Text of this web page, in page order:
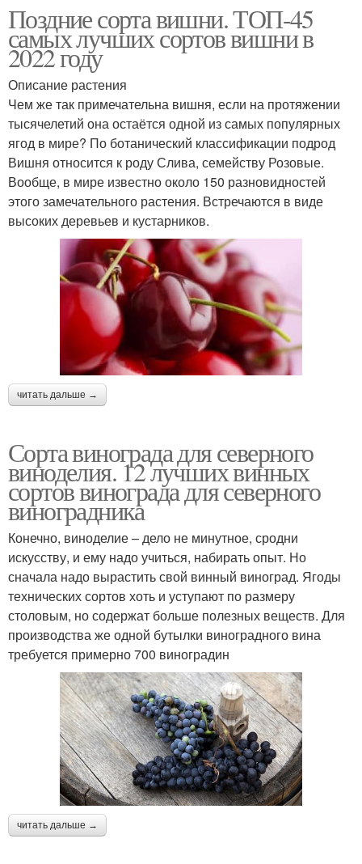
Поздние сорта вишни. ТОП-45
самых лучших сортов вишни в
2022 году
Описание растения
Чем же так примечательна вишня, если на протяжении
тысячелетий она остаётся одной из самых популярных
ягод в мире? По ботанический классификации подрод
Вишня относится к роду Слива, семейству Розовые.
Вообще, в мире известно около 150 разновидностей
этого замечательного растения. Встречаются в виде
высоких деревьев и кустарников.
читать дальше →
Сорта винограда для северного
виноделия. 12 лучших винных
сортов винограда для северного
виноградника
Конечно, виноделие – дело не минутное, сродни
искусству, и ему надо учиться, набирать опыт. Но
сначала надо вырастить свой винный виноград. Ягоды
технических сортов хоть и уступают по размеру
столовым, но содержат больше полезных веществ. Для
производства же одной бутылки виноградного вина
требуется примерно 700 виноградин
читать дальше →